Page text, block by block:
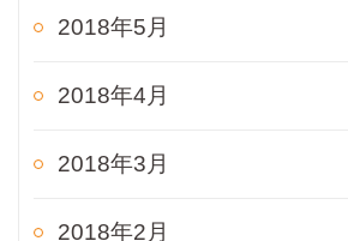
2018年5月
2018年4月
2018年3月
2018年2月